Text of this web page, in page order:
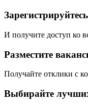
Зарегистрируйтесь
И получите доступ ко
Разместите
Получайте отклики с
Выбирайте